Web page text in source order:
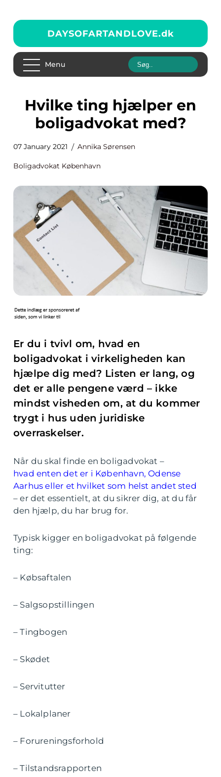
DAYSOFARTANDLOVE.dk
Menu
Hvilke ting hjælper en
boligadvokat med?
07 January 2021 Annika Sørensen
Boligadvokat København
Er du i tvivl om, hvad en
boligadvokat i virkeligheden kan
hjælpe dig med? Listen er lang, og
det er alle pengene værd – ikke
mindst visheden om, at du kommer
trygt i hus uden juridiske
overraskelser.
Når du skal finde en boligadvokat –
hvad enten det er i København, Odense
Aarhus eller et hvilket som helst andet sted
– er det essentielt, at du sikrer dig, at du får
den hjælp, du har brug for.
Typisk kigger en boligadvokat på følgende
ting:
– Købsaftalen
– Salgsopstillingen
– Tingbogen
– Skødet
– Servitutter
– Lokalplaner
– Forureningsforhold
– Tilstandsrapporten